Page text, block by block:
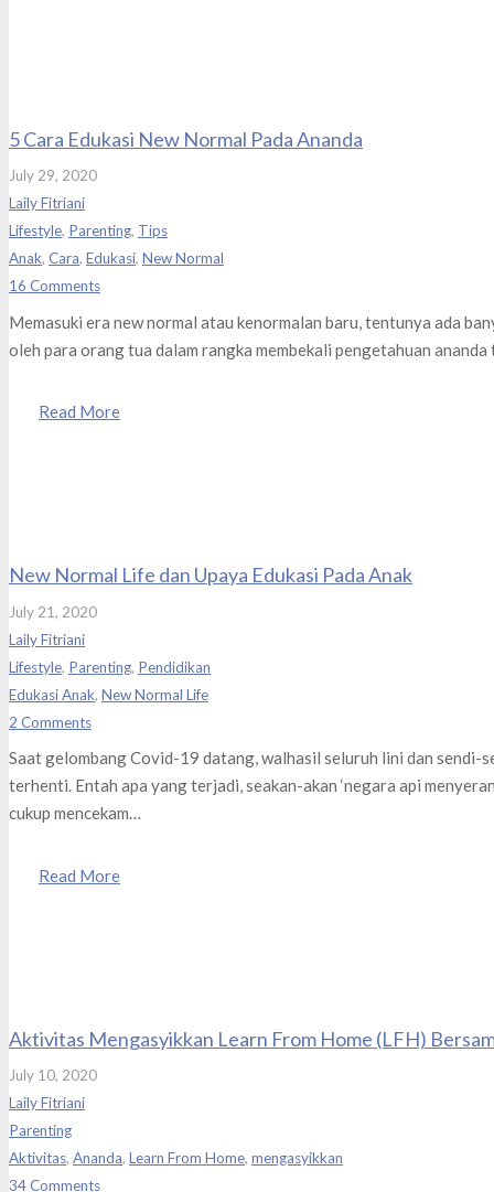
5 Cara Edukasi New Normal Pada Ananda
July 29, 2020
Laily Fitriani
Lifestyle, Parenting, Tips
Anak, Cara, Edukasi, New Normal
16 Comments
Memasuki era new normal atau kenormalan baru, tentunya ada
oleh para orang tua dalam rangka membekali pengetahuan
Read More
New Normal Life dan Upaya Edukasi Pada Anak
July 21, 2020
Laily Fitriani
Lifestyle, Parenting, Pendidikan
Edukasi Anak, New Normal Life
2 Comments
Saat gelombang Covid-19 datang, walhasil seluruh lini dan sendi-
terhenti. Entah apa yang terjadi, seakan-akan ‘negara api
cukup mencekam…
Read More
Aktivitas Mengasyikkan Learn From Home (LFH)
July 10, 2020
Laily Fitriani
Parenting
Aktivitas, Ananda, Learn From Home, mengasyikkan
34Comments